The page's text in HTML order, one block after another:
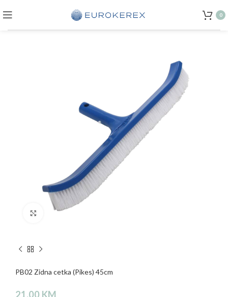
0
Click to enlarge
PB02 Zidna cetka (Pikes) 45cm
21,00 KM